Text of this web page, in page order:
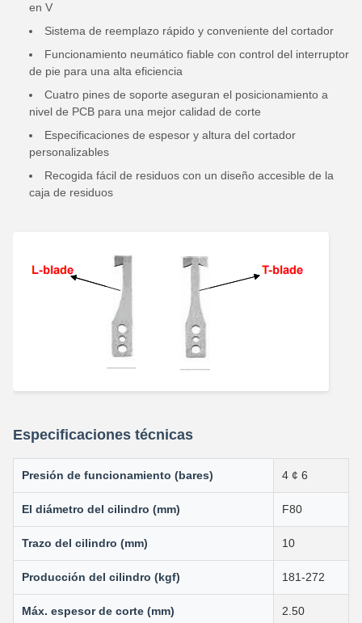
en V
Sistema de reemplazo rápido y conveniente del cortador
Funcionamiento neumático fiable con control del interruptor
de pie para una alta eficiencia
Cuatro pines de soporte aseguran el posicionamiento a
nivel de PCB para una mejor calidad de corte
Especificaciones de espesor y altura del cortador
personalizables
Recogida fácil de residuos con un diseño accesible de la
caja de residuos
Especificaciones técnicas
Presión de funcionamiento (bares) 4 ¢ 6
El diámetro del cilindro (mm) F80
Trazo del cilindro (mm) 10
Producción del cilindro (kgf) 181-272
Máx. espesor de corte (mm) 2.50